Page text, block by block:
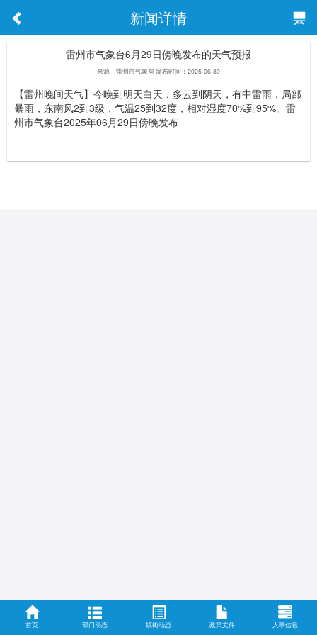
新闻详情
雷州市气象台6月29日傍晚发布的天气预报
来源：雷州市气象局 发布时间：2025-06-30
【雷州晚间天气】今晚到明天白天，多云到阴天，有中雷雨，局部
暴雨，东南风2到3级，气温25到32度，相对湿度70%到95%。雷
州市气象台2025年06月29日傍晚发布
首页 部门动态 镇街动态 政策文件 人事信息